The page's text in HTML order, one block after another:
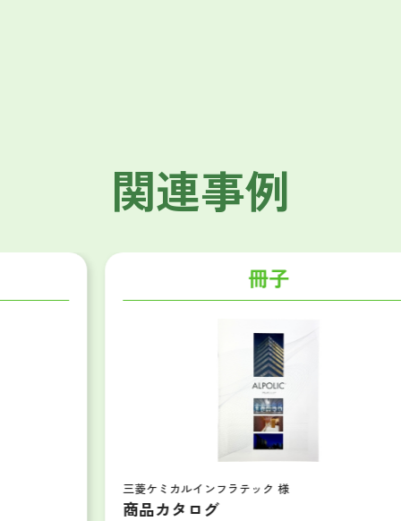
関連事例
三菱ケミカルインフラテック 様
商品カタログ